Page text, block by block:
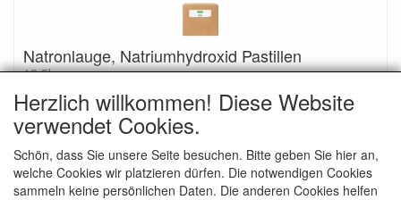
Natronlauge, Natriumhydroxid Pastillen
12,5kg
C1889
Herzlich willkommen! Diese Website
verwendet Cookies.
Schön, dass Sie unsere Seite besuchen. Bitte geben Sie hier an,
welche Cookies wir platzieren dürfen. Die notwendigen Cookies
sammeln keine persönlichen Daten. Die anderen Cookies helfen